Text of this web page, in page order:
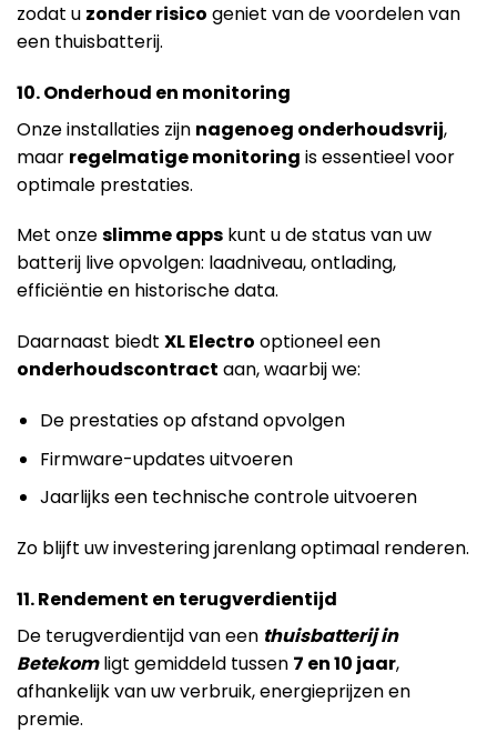
zodat u zonder risico geniet van de voordelen van
een thuisbatterij.
10. Onderhoud en monitoring
Onze installaties zijn nagenoeg onderhoudsvrij,
maar regelmatige monitoring is essentieel voor
optimale prestaties.
Met onzeslimme apps kunt u de status van uw
batterij live opvolgen: laadniveau, ontlading,
efficiëntie en historische data.
Daarnaast biedt XL Electro optioneel een
onderhoudscontract aan, waarbij we:
De prestaties op afstand opvolgen
Firmware-updates uitvoeren
Jaarlijks een technische controle uitvoeren
Zo blijft uw investering jarenlang optimaal renderen.
11. Rendement en terugverdientijd
De terugverdientijd van een thuisbatterij in
Betekomligt gemiddeld tussen 7 en 10 jaar,
afhankelijk van uw verbruik, energieprijzen en
premie.